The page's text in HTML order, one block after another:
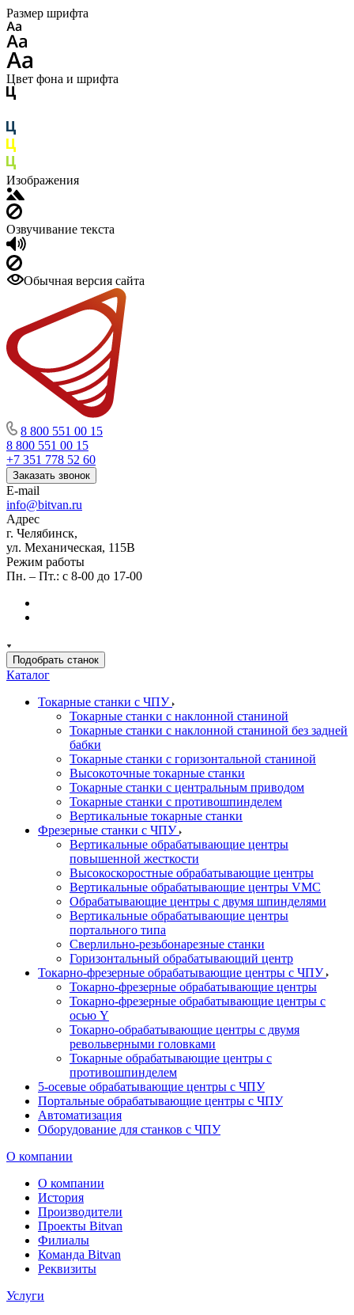
Размер шрифта
Цвет фона и шрифта
Изображения
Озвучивание текста
Обычная версия сайта
8 800 551 00 15
8 800 551 00 15
+7 351 778 52 60
Заказать звонок
E-mail
info@bitvan.ru
Адрес
г. Челябинск,
ул. Механическая, 115В
Режим работы
Пн. – Пт.: с 8-00 до 17-00
Подобрать станок
Каталог
Токарные станки с ЧПУ
Токарные станки с наклонной станиной
Токарные станки с наклонной станиной без задней
бабки
Токарные станки с горизонтальной станиной
Высокоточные токарные станки
Токарные станки с центральным приводом
Токарные станки с противошпинделем
Вертикальные токарные станки
Фрезерные станки с ЧПУ
Вертикальные обрабатывающие центры
повышенной жесткости
Высокоскоростные обрабатывающие центры
Вертикальные обрабатывающие центры VMC
Обрабатывающие центры с двумя шпинделями
Вертикальные обрабатывающие центры
портального типа
Сверлильно-резьбонарезные станки
Горизонтальный обрабатывающий центр
Токарно-фрезерные обрабатывающие центры с ЧПУ
Токарно-фрезерные обрабатывающие центры
Токарно-фрезерные обрабатывающие центры с
осью Y
Токарно-обрабатывающие центры c двумя
револьверными головками
Токарные обрабатывающие центры с
противошпинделем
5-осевые обрабатывающие центры с ЧПУ
Портальные обрабатывающие центры с ЧПУ
Автоматизация
Оборудование для станков с ЧПУ
О компании
О компании
История
Производители
Проекты Bitvan
Филиалы
Команда Bitvan
Реквизиты
Услуги